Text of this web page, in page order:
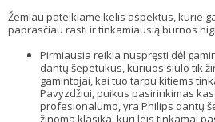
Žemiau pateikiame kelis aspektus, kurie
paprasčiau rasti ir tinkamiausią burnos
Pirmiausia reikia nuspręsti dėl
dantų šepetukus, kuriuos siūlo tik
gamintojai, kai tuo tarpu kitiems
Pavyzdžiui, puikus pasirinkimas
profesionalumo, yra Philips dantų
žinoma klasika, kuri leis tinkamai